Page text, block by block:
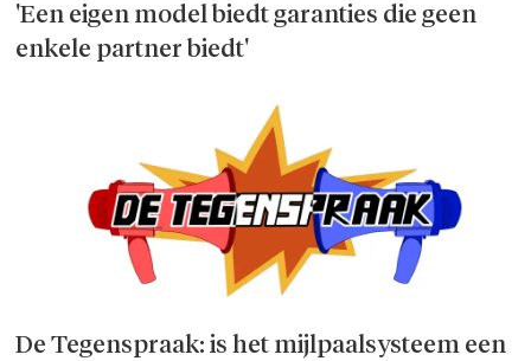
'Een eigen model biedt garanties die geen
enkele partner biedt'
De Tegenspraak: is het mijlpaalsysteem een